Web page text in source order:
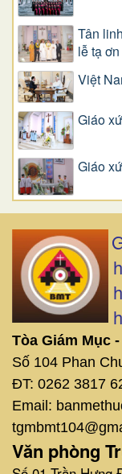
Tân
lễ tạ ơn
Việt
Giáo
Giáo
Tòa Giám Mục -
Số 104 Phan
ĐT: 0262 3817
Email:
Văn phòng